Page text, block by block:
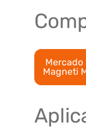
Mercado
Magneti